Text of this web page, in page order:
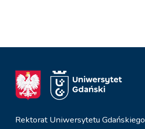
Rektorat Uniwersytetu Gdańskiego